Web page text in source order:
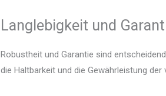
Langlebigkeit und
Robustheit und Garantie sind
die Haltbarkeit und die Gewährleistung